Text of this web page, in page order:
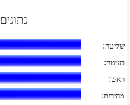
שליטה:
בעיטה:
ראש:
מהירות: